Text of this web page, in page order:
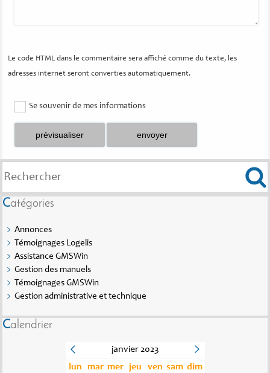
Le code HTML dans le commentaire sera affiché comme du texte, les
adresses internet seront converties automatiquement.
Se souvenir de mes informations
Catégories
Annonces
Témoignages Logelis
Assistance GMSWin
Gestion des manuels
Témoignages GMSWin
Gestion administrative et technique
Calendrier
janvier 2023
lun
mar mer jeu ven sam dim